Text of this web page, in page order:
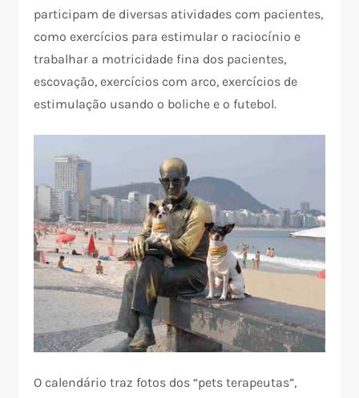
participam de diversas atividades com pacientes,
como exercícios para estimular o raciocínio e
trabalhar a motricidade fina dos pacientes,
escovação, exercícios com arco, exercícios de
estimulação usando o boliche e o futebol.
O calendário traz fotos dos “pets terapeutas”,